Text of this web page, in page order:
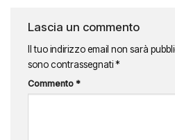
Lascia un commento
Il tuo indirizzo email non sarà
sono contrassegnati*
Commento *